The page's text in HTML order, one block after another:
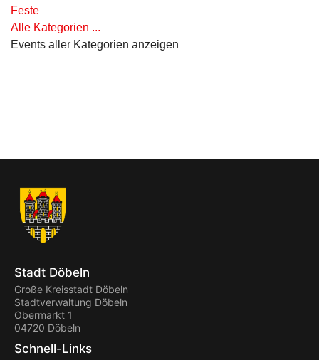
Feste
Alle Kategorien ...
Events aller Kategorien anzeigen
Stadt Döbeln
Große Kreisstadt Döbeln
Stadtverwaltung Döbeln
Obermarkt 1
04720 Döbeln
Schnell-Links